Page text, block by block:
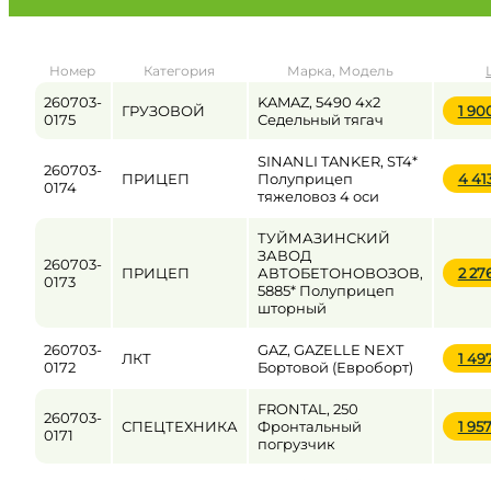
от до
Пробег / Наработка
Цена
от до
Номер Категория Марка, Модель
260703-
0175
ГРУЗОВОЙ
KAMAZ, 5490 4x2
Седельный тягач
1
260703-
0174
ПРИЦЕП
SINANLI TANKER, ST4*
Полуприцеп
тяжеловоз 4 оси
4
260703-
0173
ПРИЦЕП
ТУЙМАЗИНСКИЙ
ЗАВОД
АВТОБЕТОНОВОЗОВ,
5885* Полуприцеп
шторный
2
260703-
0172
ЛКТ
GAZ, GAZELLE NEXT
Бортовой (Евроборт)
1
260703-
0171
СПЕЦТЕХНИКА
FRONTAL, 250
Фронтальный
погрузчик
1